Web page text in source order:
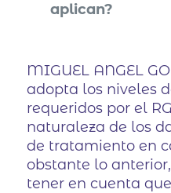
aplican?
MIGUEL ANGEL
adopta los niveles
requeridos por el
naturaleza de los
de tratamiento en
obstante lo
tener en cuenta